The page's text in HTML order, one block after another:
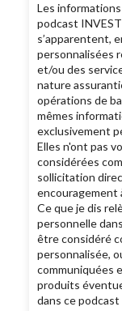
Les
podcast
s’apparentent,
personnalisées
et/ou des
nature
opérations de
mêmes
exclusivement
Elles n'ont pas
considérées
sollicitation
encouragement
Ce que je dis
personnelle
être considéré
personnalisée,
communiquées
produits
dans ce